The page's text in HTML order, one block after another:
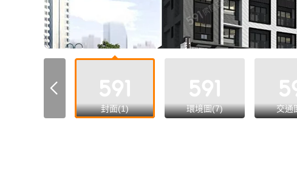
all
封面(1) 環境圖(7) 交通